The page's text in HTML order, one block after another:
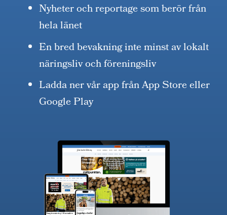
Nyheter och reportage som berör från
hela länet
En bred bevakning inte minst av lokalt
näringsliv och föreningsliv
Ladda ner vår app från App Store eller
Google Play